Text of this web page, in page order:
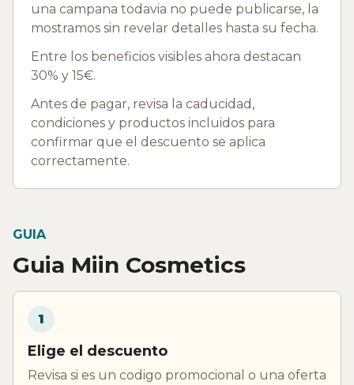
una campana todavia no puede publicarse, la
mostramos sin revelar detalles hasta su fecha.
Entre los beneficios visibles ahora destacan
30% y 15€.
Antes de pagar, revisa la caducidad,
condiciones y productos incluidos para
confirmar que el descuento se aplica
correctamente.
GUIA
Guia Miin Cosmetics
1
Elige el descuento
Revisa si es un codigo promocional o una oferta